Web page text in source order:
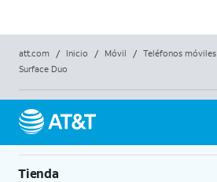
att.com / Inicio / Móvil / Teléfonos móviles
Surface Duo
Tienda